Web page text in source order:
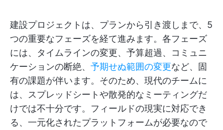
建設プロジェクトは、プランから引き渡しまで、5
つの重要なフェーズを経て進みます。各フェーズ
には、タイムラインの変更、予算超過、コミュニ
ケーションの断絶、 予期せぬ範囲の変更など、固
有の課題が伴います。そのため、現代のチームに
は、スプレッドシートや散発的なミーティングだ
けでは不十分です。フィールドの現実に対応でき
る、一元化されたプラットフォームが必要なので